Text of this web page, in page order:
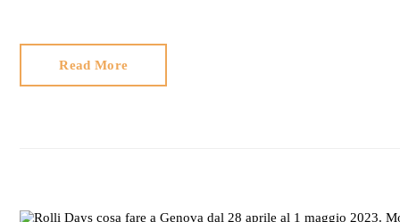
Read More